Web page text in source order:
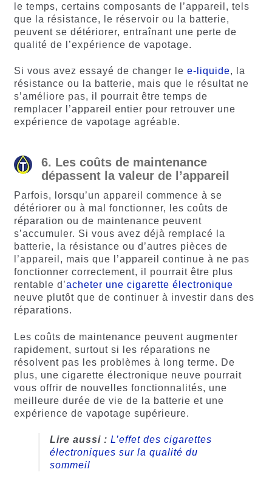
le temps, certains composants de l’appareil, tels
que la résistance, le réservoir ou la batterie,
peuvent se détériorer, entraînant une perte de
qualité de l’expérience de vapotage.
Si vous avez essayé de changer le e-liquide, la
résistance ou la batterie, mais que le résultat ne
s’améliore pas, il pourrait être temps de
remplacer l’appareil entier pour retrouver une
expérience de vapotage agréable.
6. Les coûts de maintenance
dépassent la valeur de l’appareil
Parfois, lorsqu’un appareil commence à se
détériorer ou à mal fonctionner, les coûts de
réparation ou de maintenance peuvent
s’accumuler. Si vous avez déjà remplacé la
batterie, la résistance ou d’autres pièces de
l’appareil, mais que l’appareil continue à ne pas
fonctionner correctement, il pourrait être plus
rentable d’acheter une cigarette électronique
neuve plutôt que de continuer à investir dans des
réparations.
Les coûts de maintenance peuvent augmenter
rapidement, surtout si les réparations ne
résolvent pas les problèmes à long terme. De
plus, une cigarette électronique neuve pourrait
vous offrir de nouvelles fonctionnalités, une
meilleure durée de vie de la batterie et une
expérience de vapotage supérieure.
Lire aussi : L’effet des cigarettes
électroniques sur la qualité du
sommeil